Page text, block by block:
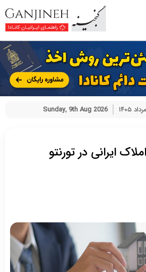
Sunday, 9th Aug 2026
ایرانی در تورنتو